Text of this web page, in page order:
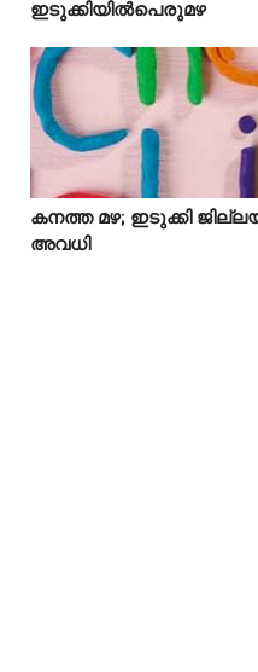
ഇടുക്കിയിൽപെരുമഴ
  
കനത്ത മഴ; ഇടുക്കി
അവധി